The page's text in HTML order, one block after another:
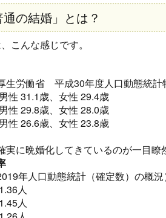
の結婚」とは？
こんな感じです。
生労働省 平成30年度人口動態統計
31.1歳、女性 29.4歳
29.8歳、女性 28.0歳
26.6歳、女性 23.8歳
実に晩婚化してきているのが一目瞭
年人口動態統計（確定数）の概況
人
人